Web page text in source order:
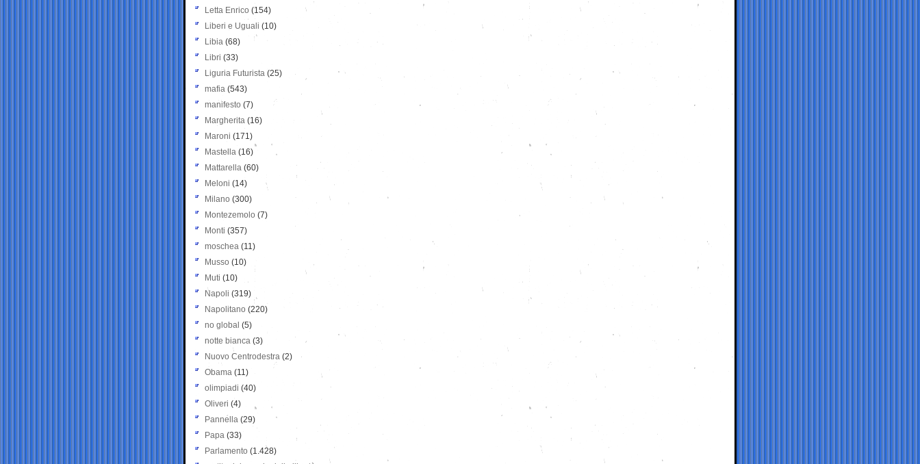
Letta Enrico (154)
Liberi e Uguali (10)
Libia (68)
Libri (33)
Liguria Futurista (25)
mafia (543)
manifesto (7)
Margherita (16)
Maroni (171)
Mastella (16)
Mattarella (60)
Meloni (14)
Milano (300)
Montezemolo (7)
Monti (357)
moschea (11)
Musso (10)
Muti (10)
Napoli (319)
Napolitano (220)
no global (5)
notte bianca (3)
Nuovo Centrodestra (2)
Obama (11)
olimpiadi (40)
Oliveri (4)
Pannella (29)
Papa (33)
Parlamento (1.428)